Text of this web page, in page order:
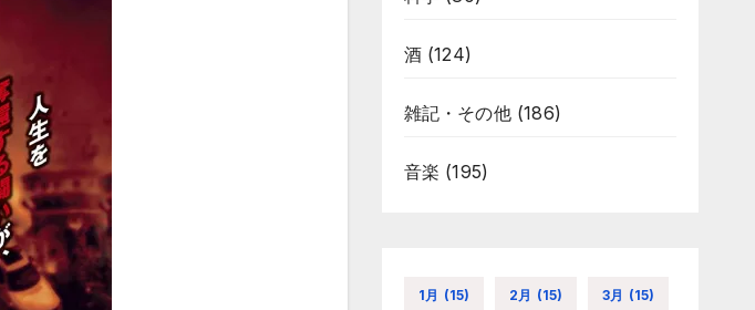
酒(124)
雑記・その他(186)
音楽 (195)
1月 (15) 2月 (15) 3月 (15)